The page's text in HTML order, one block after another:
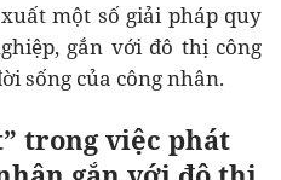
một số giải pháp quy
gắn với đô thị công
sống của công nhân.
trong việc phát